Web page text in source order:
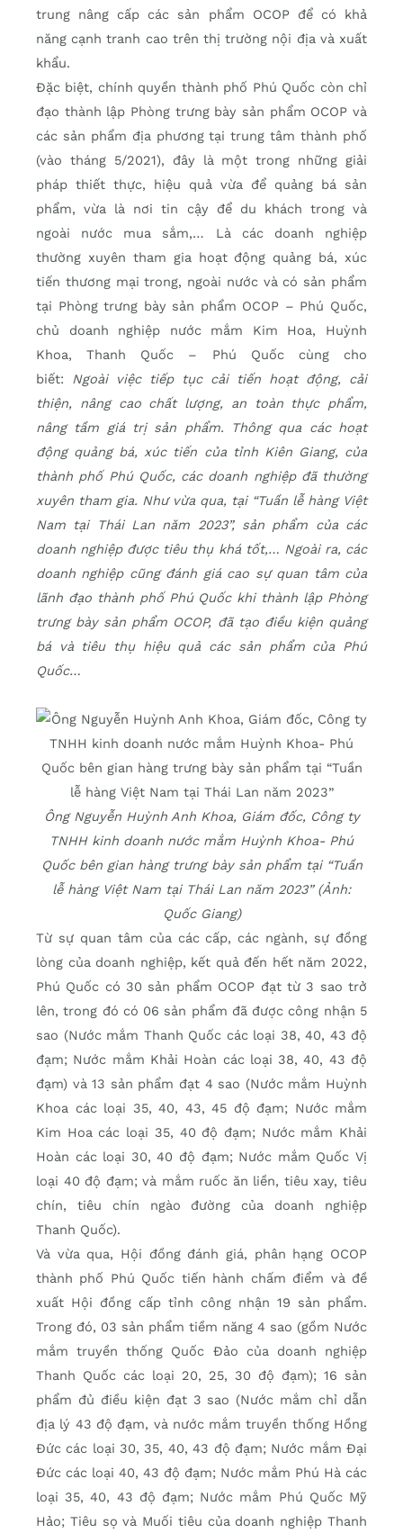
trung nâng cấp các sản phẩm OCOP để có khả
năng cạnh tranh cao trên thị trường nội địa và xuất
khẩu.
Đặc biệt, chính quyền thành phố Phú Quốc còn chỉ
đạo thành lập Phòng trưng bày sản phẩm OCOP và
các sản phẩm địa phương tại trung tâm thành phố
(vào tháng 5/2021), đây là một trong những giải
pháp thiết thực, hiệu quả vừa để quảng bá sản
phẩm, vừa là nơi tin cậy để du khách trong và
ngoài nước mua sắm,… Là các doanh nghiệp
thường xuyên tham gia hoạt động quảng bá, xúc
tiến thương mại trong, ngoài nước và có sản phẩm
tại Phòng trưng bày sản phẩm OCOP – Phú Quốc,
chủ doanh nghiệp nước mắm Kim Hoa, Huỳnh
Khoa, Thanh Quốc – Phú Quốc cùng cho
biết: Ngoài việc tiếp tục cải tiến hoạt động, cải
thiện, nâng cao chất lượng, an toàn thực phẩm,
nâng tầm giá trị sản phẩm. Thông qua các hoạt
động quảng bá, xúc tiến của tỉnh Kiên Giang, của
thành phố Phú Quốc, các doanh nghiệp đã thường
xuyên tham gia. Như vừa qua, tại “Tuần lễ hàng Việt
Nam tại Thái Lan năm 2023”, sản phẩm của các
doanh nghiệp được tiêu thụ khá tốt,… Ngoài ra, các
doanh nghiệp cũng đánh giá cao sự quan tâm của
lãnh đạo thành phố Phú Quốc khi thành lập Phòng
trưng bày sản phẩm OCOP, đã tạo điều kiện quảng
bá và tiêu thụ hiệu quả các sản phẩm của Phú
Quốc…
Ông Nguyễn Huỳnh Anh Khoa, Giám đốc, Công ty
TNHH kinh doanh nước mắm Huỳnh Khoa- Phú
Quốc bên gian hàng trưng bày sản phẩm tại “Tuần
lễ hàng Việt Nam tại Thái Lan năm 2023” (Ảnh:
Quốc Giang)
Từ sự quan tâm của các cấp, các ngành, sự đồng
lòng của doanh nghiệp, kết quả đến hết năm 2022,
Phú Quốc có 30 sản phẩm OCOP đạt từ 3 sao trở
lên, trong đó có 06 sản phẩm đã được công nhận 5
sao (Nước mắm Thanh Quốc các loại 38, 40, 43 độ
đạm; Nước mắm Khải Hoàn các loại 38, 40, 43 độ
đạm) và 13 sản phẩm đạt 4 sao (Nước mắm Huỳnh
Khoa các loại 35, 40, 43, 45 độ đạm; Nước mắm
Kim Hoa các loại 35, 40 độ đạm; Nước mắm Khải
Hoàn các loại 30, 40 độ đạm; Nước mắm Quốc Vị
loại 40 độ đạm; và mắm ruốc ăn liền, tiêu xay, tiêu
chín, tiêu chín ngào đường của doanh nghiệp
Thanh Quốc).
Và vừa qua, Hội đồng đánh giá, phân hạng OCOP
thành phố Phú Quốc tiến hành chấm điểm và đề
xuất Hội đồng cấp tỉnh công nhận 19 sản phẩm.
Trong đó, 03 sản phẩm tiềm năng 4 sao (gồm Nước
mắm truyền thống Quốc Đảo của doanh nghiệp
Thanh Quốc các loại 20, 25, 30 độ đạm); 16 sản
phẩm đủ điều kiện đạt 3 sao (Nước mắm chỉ dẫn
địa lý 43 độ đạm, và nước mắm truyền thống Hồng
Đức các loại 30, 35, 40, 43 độ đạm; Nước mắm Đại
Đức các loại 40, 43 độ đạm; Nước mắm Phú Hà các
loại 35, 40, 43 độ đạm; Nước mắm Phú Quốc Mỹ
Hảo; Tiêu sọ và Muối tiêu của doanh nghiệp Thanh